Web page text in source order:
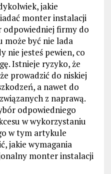
jakie
monter instalacji
firmy do
może być nie lada
nie jesteś pewien, co
Istnieje ryzyko, że
prowadzić do niskiej
a nawet do
z naprawą.
odpowiedniego
w wykorzystaniu
w tym artykule
jakie wymagania
monter instalacji